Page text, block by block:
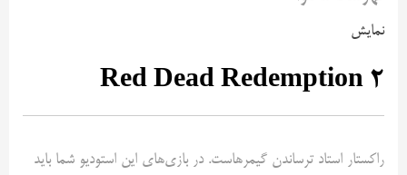
نمایش
Red Dead Redemption 2
راکستار استاد ترساندن گیمرهاست. در بازی‌های این استودیو شما باید